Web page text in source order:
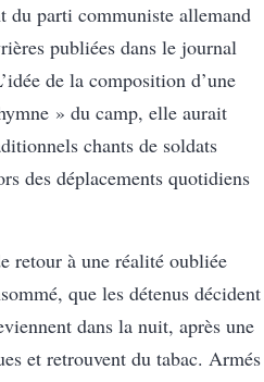
du parti communiste allemand
publiées dans le journal
de la composition d’une
» du camp, elle aurait
chants de soldats
des déplacements quotidiens
retour à une réalité oubliée
que les détenus décident
dans la nuit, après une
et retrouvent du tabac. Armés